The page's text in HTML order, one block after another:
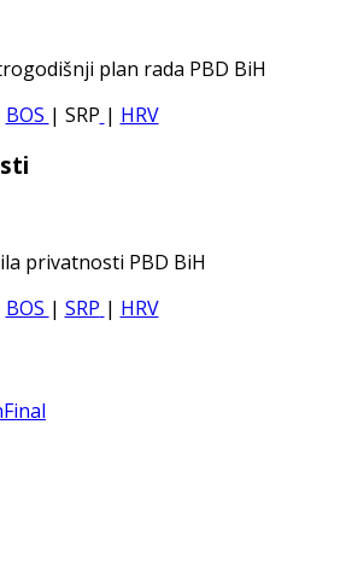
plan rada PBD BiH
BOS | SRP | HRV
privatnosti PBD BiH
BOS | SRP | HRV